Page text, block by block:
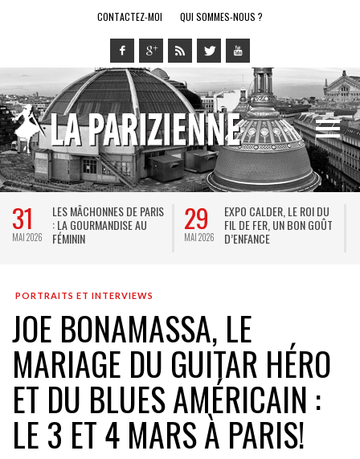
CONTACTEZ-MOI QUI SOMMES-NOUS ?
31
MAI 2026
LES MÂCHONNES DE PARIS
: LA GOURMANDISE AU
FÉMININ
29
MAI 2026
EXPO CALDER, LE ROI DU
FIL DE FER, UN BON GOÛT
D’ENFANCE
PORTRAITS ET INTERVIEWS
JOE BONAMASSA, LE
MARIAGE DU GUITAR HÉRO
ET DU BLUES AMÉRICAIN :
LE 3 ET 4 MARS À PARIS!